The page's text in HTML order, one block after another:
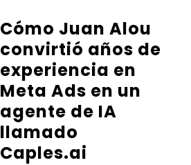
Cómo Juan Alou
convirtió años de
experiencia en
Meta Ads en un
agente de IA
llamado
Caples.ai